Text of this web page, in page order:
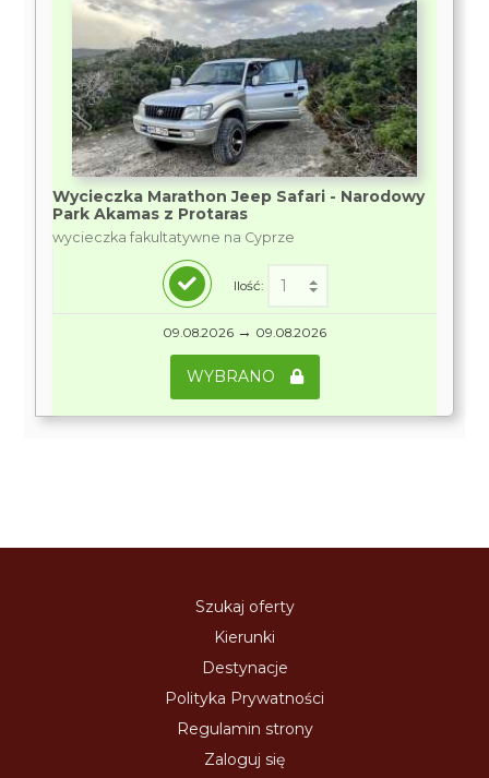
Wycieczka Marathon Jeep Safari - Narodowy
Park Akamas z Protaras
wycieczka fakultatywne na Cyprze
Ilość:
09.08.2026 → 09.08.2026
WYBRANO
Szukaj oferty
Kierunki
Destynacje
Polityka Prywatności
Regulamin strony
Zaloguj się